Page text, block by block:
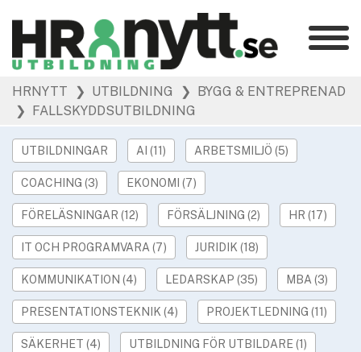
Kategorier
HR Barometer »
HR-yrket
Ledarskap
Arbetsmiljö
Rekrytering
Hållbarhet »
Podcast
Event »
Våra övriga sajter
Utbildning
HRNYTT ❯ UTBILDNING
❯ BYGG & ENTREPRENAD
❯ FALLSKYDDSUTBILDNING
UTBILDNINGAR AI (11) ARBETSMILJÖ (5)
COACHING (3) EKONOMI (7)
FÖRELÄSNINGAR (12) FÖRSÄLJNING (2) HR (17)
IT OCH PROGRAMVARA (7) JURIDIK (18)
KOMMUNIKATION (4) LEDARSKAP (35) MBA (3)
PRESENTATIONSTEKNIK (4) PROJEKTLEDNING (11)
SÄKERHET (4) UTBILDNING FÖR UTBILDARE (1)